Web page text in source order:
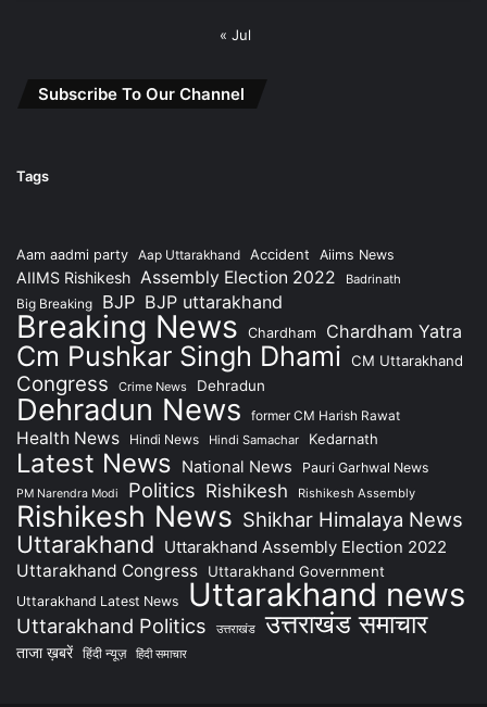
« Jul
Subscribe To Our Channel
Tags
Aam aadmi party Aap Uttarakhand Accident Aiims News
AIIMS Rishikesh Assembly Election 2022 Badrinath
Big Breaking BJP BJP uttarakhand
Breaking News Chardham Chardham Yatra
Cm Pushkar Singh Dhami CM Uttarakhand
Congress Crime News Dehradun
Dehradun News former CM Harish Rawat
Health News Hindi News Hindi Samachar Kedarnath
Latest News National News Pauri Garhwal News
PM Narendra Modi Politics Rishikesh Rishikesh Assembly
Rishikesh News Shikhar Himalaya News
Uttarakhand Uttarakhand Assembly Election 2022
Uttarakhand Congress
Uttarakhand Government
Uttarakhand Latest News Uttarakhand news
Uttarakhand Politics उत्तराखंड उत्तराखंड समाचार
ताजा ख़बरें हिंदी न्यूज़ हिंदी समाचार